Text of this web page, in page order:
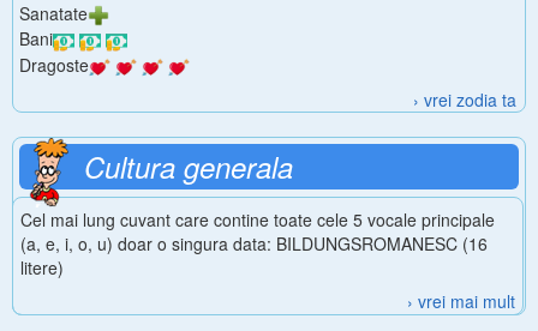
Sanatate
Bani
Dragoste
› vrei zodia ta
Cultura generala
Cel mai lung cuvant care contine toate cele 5 vocale principale
(a, e, i, o, u) doar o singura data: BILDUNGSROMANESC (16
litere)
› vrei mai mult